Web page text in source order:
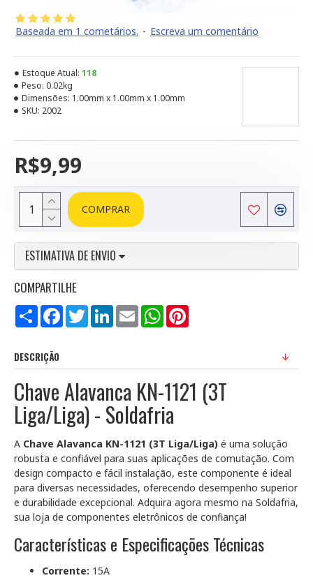
Baseada em 1 cometários. - Escreva um comentário
R$9,99
Estoque Atual: 118
Peso: 0.02kg
Dimensões: 1.00mm x 1.00mm x 1.00mm
SKU: 2002
COMPRAR
ESTIMATIVA DE ENVIO
COMPARTILHE
Compartilhar
FacebookTwitterLinkedInEmail WhatsApp
DESCRIÇÃO
Chave Alavanca KN-1121 (3T
Liga/Liga) - Soldafria
A Chave Alavanca KN-1121 (3T Liga/Liga) é uma solução
robusta e confiável para suas aplicações de comutação. Com
design compacto e fácil instalação, este componente é ideal
para diversas necessidades, oferecendo desempenho superior
e durabilidade excepcional. Adquira agora mesmo na Soldafria,
sua loja de componentes eletrônicos de confiança!
Características e Especificações Técnicas
Corrente: 15A